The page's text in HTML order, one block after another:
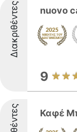
Διακριθέντες nuovo
9
Καφέ